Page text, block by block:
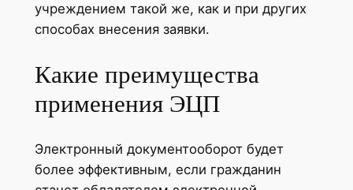
учреждением такой же, как и при других
способах внесения заявки.
Какие преимущества
применения ЭЦП
Электронный документооборот будет
более эффективным, если гражданин